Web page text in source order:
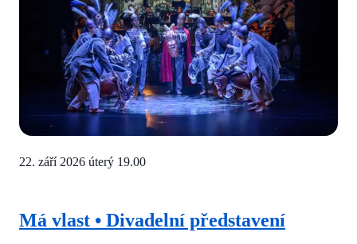
Má vlast • Divadelní představení
22. září 2026 úterý 19.00